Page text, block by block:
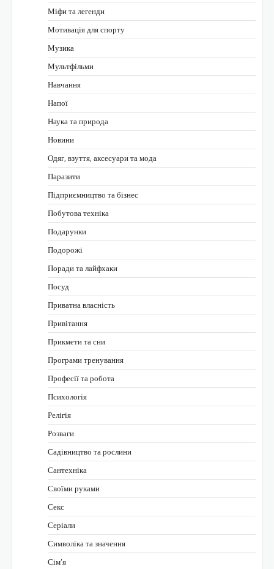
Міфи та легенди
Мотивація для спорту
Музика
Мультфільми
Навчання
Напої
Наука та природа
Новини
Одяг, взуття, аксесуари та мода
Паразити
Підприємництво та бізнес
Побутова техніка
Подарунки
Подорожі
Поради та лайфхаки
Посуд
Приватна власність
Привітання
Прикмети та сни
Програми тренування
Професії та робота
Психологія
Релігія
Розваги
Садівництво та рослини
Сантехніка
Своїми руками
Секс
Серіали
Символіка та значення
Сім’я